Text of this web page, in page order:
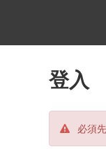
登入
必須